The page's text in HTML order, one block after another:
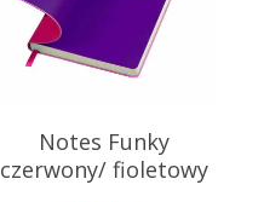
Notes Funky
czerwony/ fioletowy